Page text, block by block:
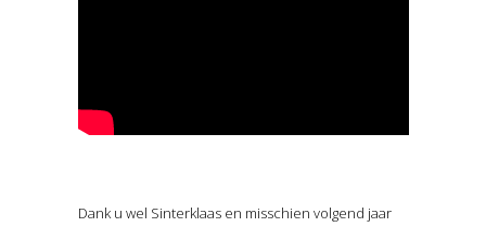
Dank u wel Sinterklaas en misschien volgend jaar